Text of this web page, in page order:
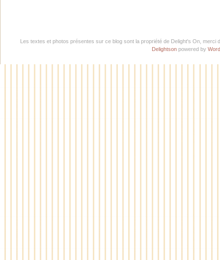
Les textes et photos présentes sur ce blog sont la propriété de Delight's On,
Delightson powered by